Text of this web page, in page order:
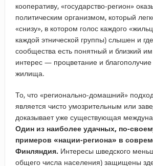
кооперативу, «государство-регион»
политическим организмом, который
«снизу», в котором голос каждого
каждой этнической группы) слышен и
сообщества есть понятный и близкий
интерес — процветание и
жилища.
То, что «регионально-домашний»
является чисто умозрительным или
доказывает уже существующая
Один из наиболее удачных, по-
примеров «нации-региона» в
Финляндия. Интересы шведского
общего числа населения) защищены